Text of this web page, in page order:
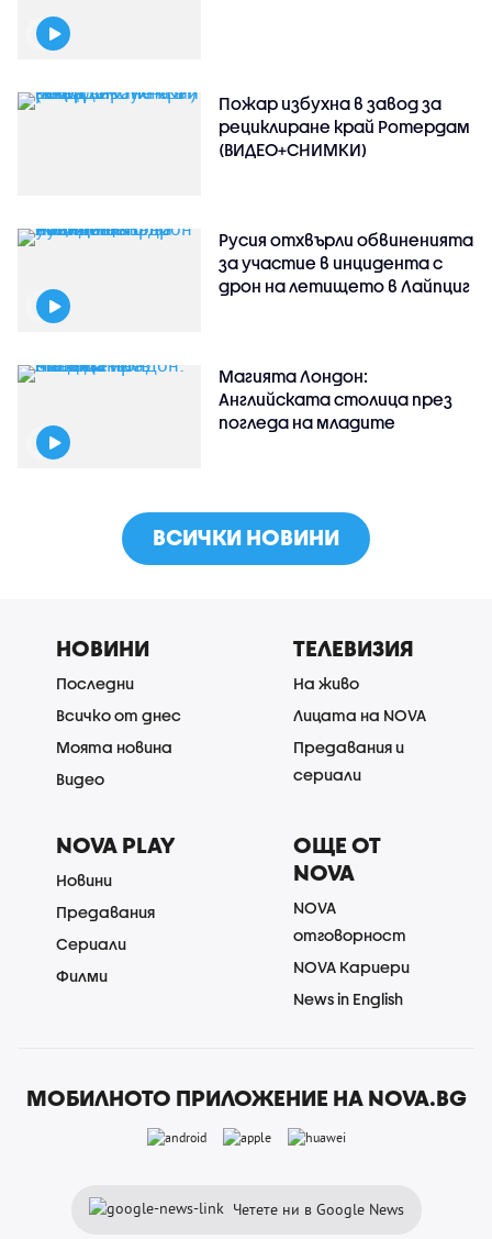
Пожар избухна в завод за
рециклиране край Ротердам
(ВИДЕО+СНИМКИ)
Русия отхвърли обвиненията
за участие в инцидента с
дрон на летището в Лайпциг
Магията Лондон:
Английската столица през
погледа на младите
ВСИЧКИ НОВИНИ
НОВИНИ
Последни
Всичко от днес
Моята новина
Видео
ТЕЛЕВИЗИЯ
На живо
Лицата на NOVA
Предавания и
сериали
NOVA PLAY
Новини
Предавания
Сериали
Филми
ОЩЕ ОТ
NOVA
NOVA
отговорност
NOVA Кариери
News in English
МОБИЛНОТО ПРИЛОЖЕНИЕ НА NOVA.BG
Четете ни в Google News